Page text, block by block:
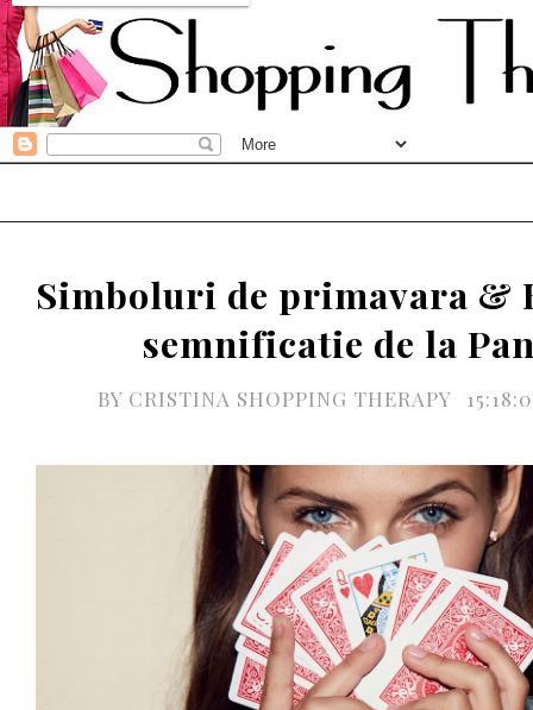
Simboluri de primavara &
semnificatie de la
BY CRISTINA SHOPPING THERAPY